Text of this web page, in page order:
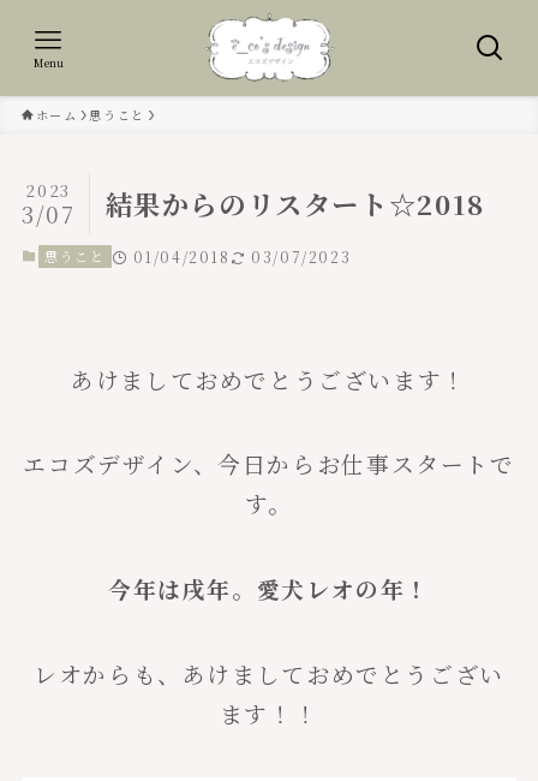
Menu
ホーム 思うこと
結果からのリスタート☆2018
2023
3/07
思うこと 01/04/2018 03/07/2023
あけましておめでとうございます！
エコズデザイン、今日からお仕事スタートで
す。
今年は戌年。愛犬レオの年！
レオからも、あけましておめでとうござい
ます！！